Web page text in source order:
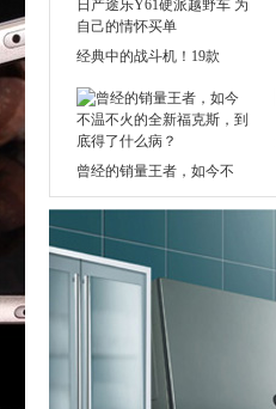
经典中的战斗机！19款
曾经的销量王者，如今不